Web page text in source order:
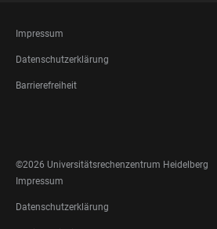
FOOTER
LEGAL
Impressum
Datenschutzerklärung
Barrierefreiheit
MEDIA
©2026 Universitätsrechenzentrum Heidelberg
FOOTER
LEGAL
Impressum
Datenschutzerklärung